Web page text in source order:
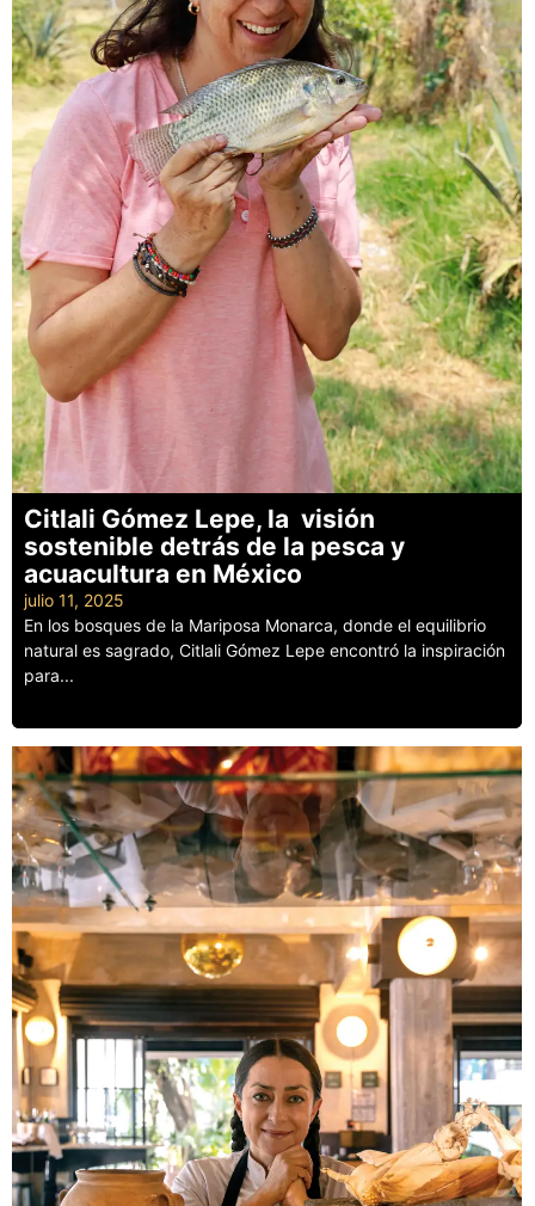
Citlali Gómez Lepe, la visión
sostenible detrás de la pesca y
acuacultura en México
julio 11, 2025
En los bosques de la Mariposa Monarca, donde el equilibrio
natural es sagrado, Citlali Gómez Lepe encontró la inspiración
para...